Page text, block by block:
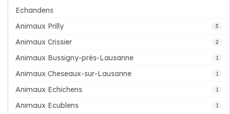
Echandens
Animaux Prilly
3
Animaux Crissier 2
Animaux Bussigny-près-Lausanne 1
Animaux Cheseaux-sur-Lausanne 1
Animaux Echichens 1
Animaux Ecublens 1